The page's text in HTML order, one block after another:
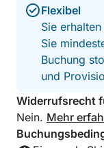
🔸 4
🔸 SUP-
Paddleboards)
🔸
🔸 Ein
Flexibel
Sie
Sie
Buchung
und
Widerrufsrecht
Nein. Mehr